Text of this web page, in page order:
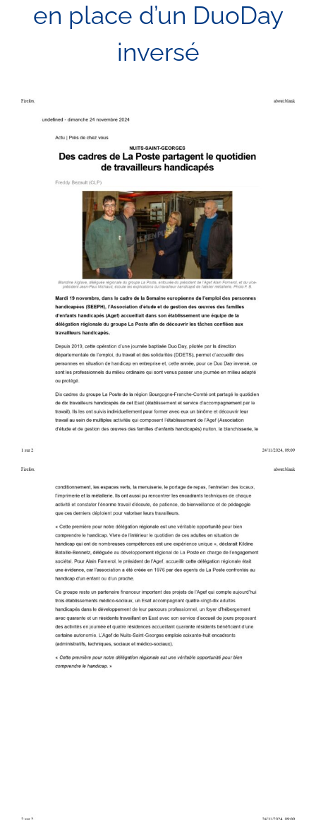
en place d’un DuoDay
inversé